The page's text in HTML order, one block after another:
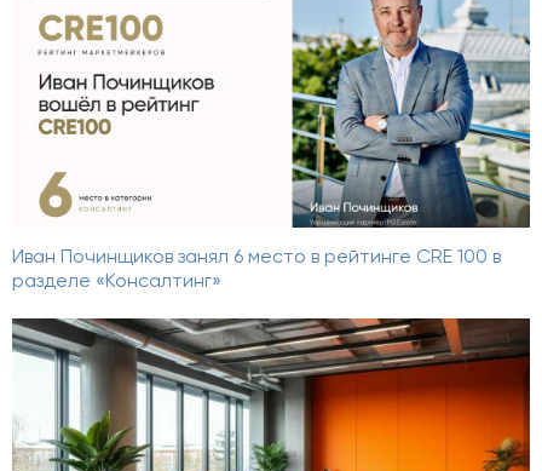
Иван Починщиков занял 6 место в рейтинге CRE 100 в
разделе «Консалтинг»